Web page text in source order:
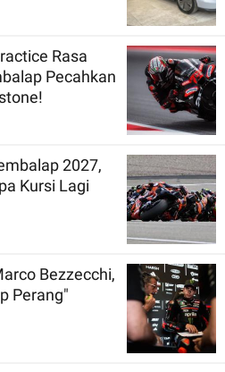
Rasa
Pecahkan
2027,
Kursi Lagi
Bezzecchi,
Perang"